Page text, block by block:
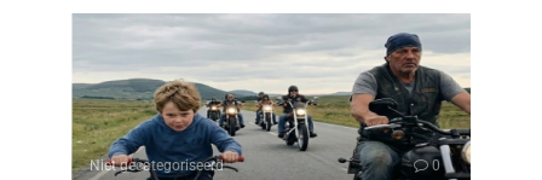
Niet gecategoriseerd 0